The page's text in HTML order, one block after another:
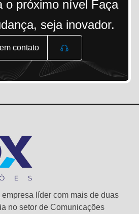
o próximo nível Faça
seja inovador.
contato
líder com mais de duas
no setor de Comunicações